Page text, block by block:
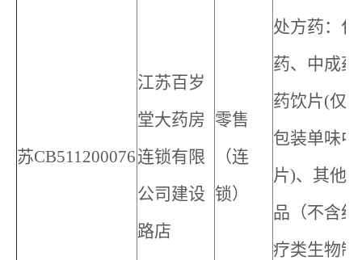
苏CB511200076
江苏百岁
堂大药房
连锁有限
公司建设
路店
零售
（连
锁）
处方药：化
药、中成
药饮片(仅
包装单味
片)、其他
品（不含
疗类生物制